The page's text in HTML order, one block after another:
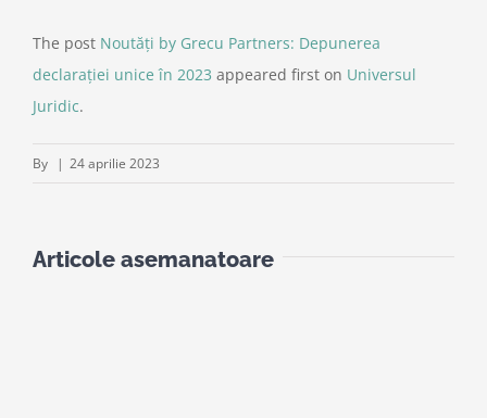
The post Noutăți by Grecu Partners: Depunerea
declarației unice în 2023 appeared first on Universul
Juridic.
By | 24 aprilie 2023
Articole asemanatoare